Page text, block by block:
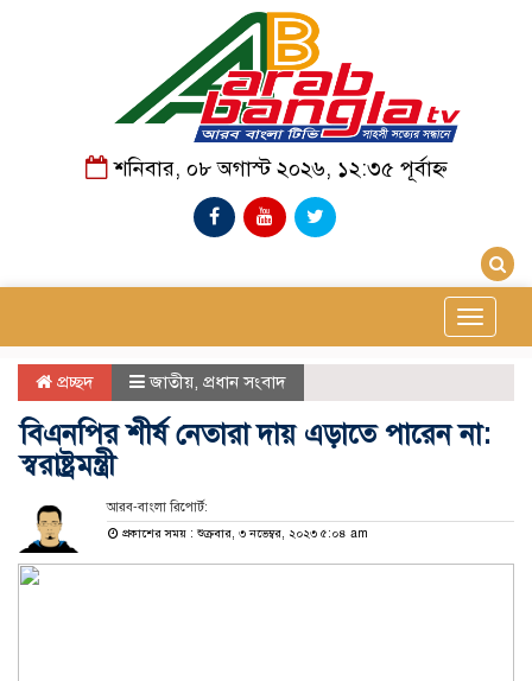
শনিবার, ০৮ অগাস্ট ২০২৬, ১২:৩৫ পূর্বাহ্ন
Toggle
প্রচ্ছদ জাতীয়, প্রধান সংবাদ
বিএনপির শীর্ষ নেতারা দায় এড়াতে পারেন না:
স্বরাষ্ট্রমন্ত্রী
আরব-বাংলা রিপোর্ট:
প্রকাশের সময় : শুক্রবার, ৩ নভেম্বর, ২০২৩ ৫:০৪ am